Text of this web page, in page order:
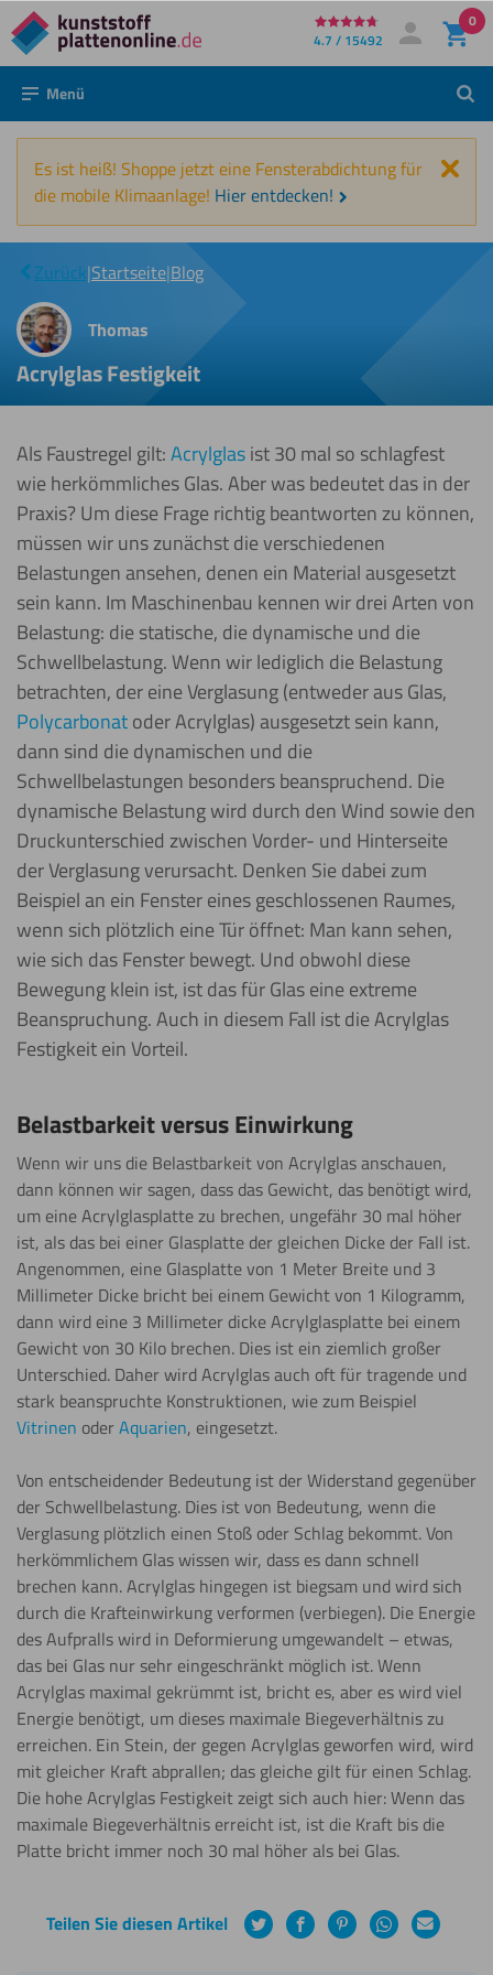
Direkt
zum
Inhalt
4.7 / 15492 Mein Konto
Anmelden
0
Menü
Es ist heiß! Shoppe jetzt eine Fensterabdichtung für
die mobile Klimaanlage! Hier entdecken!
Zurück|Startseite|Blog
Acrylglas
Festigkeit
Acrylglas Festigkeit
Thomas
Als Faustregel gilt:Acrylglasist 30 mal so schlagfest
wie herkömmliches Glas. Aber was bedeutet das in der
Praxis? Um diese Frage richtig beantworten zu können,
müssen wir uns zunächst die verschiedenen
Belastungen ansehen, denen ein Material ausgesetzt
sein kann. Im Maschinenbau kennen wir drei Arten von
Belastung: die statische, die dynamische und die
Schwellbelastung. Wenn wir lediglich die Belastung
betrachten, der eine Verglasung (entweder aus Glas,
Polycarbonatoder Acrylglas) ausgesetzt sein kann,
dann sind die dynamischen und die
Schwellbelastungen besonders beanspruchend. Die
dynamische Belastung wird durch den Wind sowie den
Druckunterschied zwischen Vorder- und Hinterseite
der Verglasung verursacht. Denken Sie dabei zum
Beispiel an ein Fenster eines geschlossenen Raumes,
wenn sich plötzlich eine Tür öffnet: Man kann sehen,
wie sich das Fenster bewegt. Und obwohl diese
Bewegung klein ist, ist das für Glas eine extreme
Beanspruchung. Auch in diesem Fall ist die Acrylglas
Festigkeit ein Vorteil.
Belastbarkeit versus Einwirkung
Wenn wir uns die Belastbarkeit von Acrylglas anschauen,
dann können wir sagen, dass das Gewicht, das benötigt wird,
um eine Acrylglasplatte zu brechen, ungefähr 30 mal höher
ist, als das bei einer Glasplatte der gleichen Dicke der Fall ist.
Angenommen, eine Glasplatte von 1 Meter Breite und 3
Millimeter Dicke bricht bei einem Gewicht von 1 Kilogramm,
dann wird eine 3 Millimeter dicke Acrylglasplatte bei einem
Gewicht von 30 Kilo brechen. Dies ist ein ziemlich großer
Unterschied. Daher wird Acrylglas auch oft für tragende und
stark beanspruchte Konstruktionen, wie zum Beispiel
Vitrinen oderAquarien, eingesetzt.
Von entscheidender Bedeutung ist der Widerstand gegenüber
der Schwellbelastung. Dies ist von Bedeutung, wenn die
Verglasung plötzlich einen Stoß oder Schlag bekommt. Von
herkömmlichem Glas wissen wir, dass es dann schnell
brechen kann. Acrylglas hingegen ist biegsam und wird sich
durch die Krafteinwirkung verformen (verbiegen). Die Energie
des Aufpralls wird in Deformierung umgewandelt – etwas,
das bei Glas nur sehr eingeschränkt möglich ist. Wenn
Acrylglas maximal gekrümmt ist, bricht es, aber es wird viel
Energie benötigt, um dieses maximale Biegeverhältnis zu
erreichen. Ein Stein, der gegen Acrylglas geworfen wird, wird
mit gleicher Kraft abprallen; das gleiche gilt für einen Schlag.
Die hohe Acrylglas Festigkeit zeigt sich auch hier: Wenn das
maximale Biegeverhältnis erreicht ist, ist die Kraft bis die
Platte bricht immer noch 30 mal höher als bei Glas.
Teilen Sie diesen Artikel TwitterFacebookPinterestWhatsApp
E-